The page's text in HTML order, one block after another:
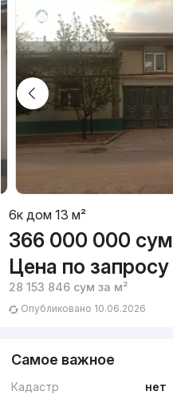
6к дом 13 м²
366 000 000 сум
Цена по запросу
28 153 846 сум за м²
Опубликовано 10.06.2026
Самое важное
Кадастр
нет